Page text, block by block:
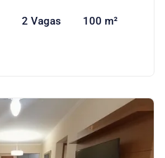
2 Vagas 100 m²